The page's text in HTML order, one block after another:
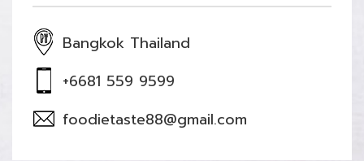
Bangkok Thailand
+6681 559 9599
foodietaste88@gmail.com